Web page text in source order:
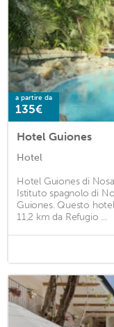
a partire da
135€
Hotel Guiones
Hotel
Hotel Guiones di
Istituto spagnolo di
Guiones. Questo
11,2 km da Refugio ...